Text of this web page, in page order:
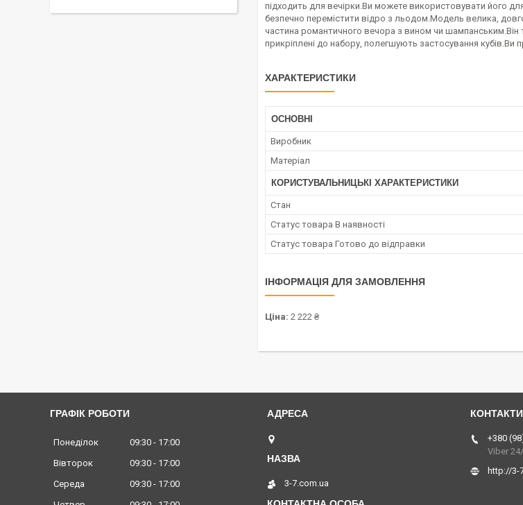
підходить для вечірки.Ви можете використовувати його
безпечно перемістити відро з льодом.Модель велика,
частина романтичного вечора з вином чи шампанським.Він
прикріплені до набору, полегшують застосування кубів.Ви
ХАРАКТЕРИСТИКИ
ОСНОВНІ
Виробник
Матеріал
КОРИСТУВАЛЬНИЦЬКІ ХАРАКТЕРИСТИКИ
Стан
Статус товара В наявності
Статус товара Готово до відправки
ІНФОРМАЦІЯ ДЛЯ ЗАМОВЛЕННЯ
Ціна: 2 222 ₴
ГРАФІК РОБОТИ
Понеділок 09:30
17:00
Вівторок
09:30
17:00
Середа
09:30
17:00
3-7.com.ua
+380
Viber
http://3-